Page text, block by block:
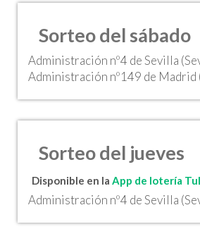
Sorteo del sábado
Administración nº4 de Sevilla
Administración nº149 de Madrid
Sorteo del jueves
Disponible en la App de lotería
Administración nº4 de Sevilla